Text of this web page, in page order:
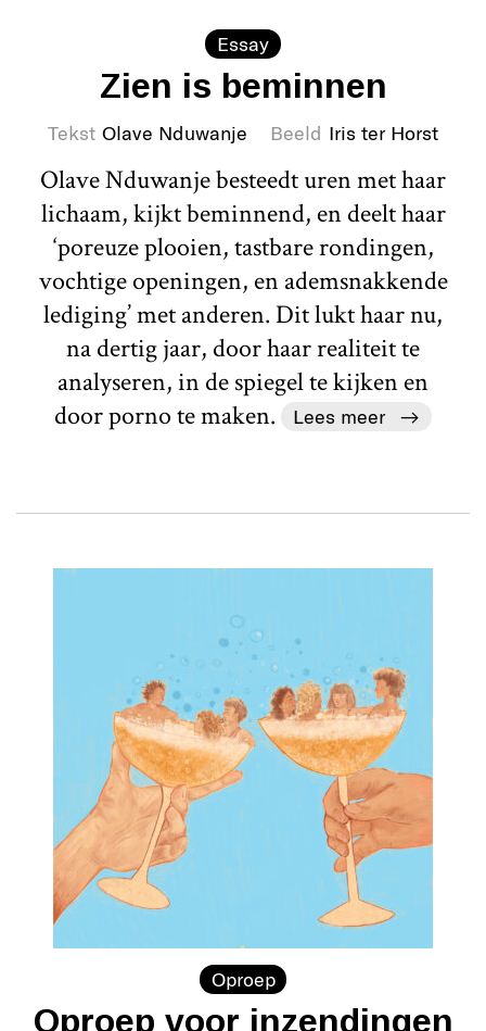
Essay
Zien is beminnen
Tekst Olave Nduwanje Beeld Iris ter Horst
Olave Nduwanje besteedt uren met haar
lichaam, kijkt beminnend, en deelt haar
‘poreuze plooien, tastbare rondingen,
vochtige openingen, en ademsnakkende
lediging’ met anderen. Dit lukt haar nu,
na dertig jaar, door haar realiteit te
analyseren, in de spiegel te kijken en
door porno te maken.
Lees meer
Oproep
Oproep voor inzendingen